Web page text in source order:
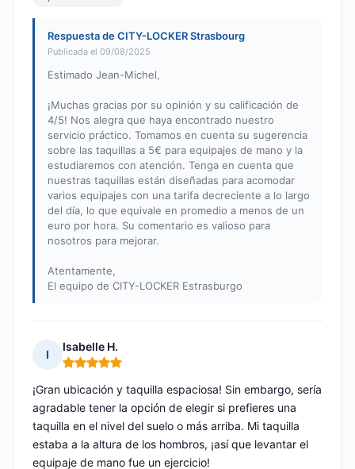
Respuesta de CITY-LOCKER Strasbourg
Publicada el 09/08/2025
Estimado Jean-Michel,
¡Muchas gracias por su opinión y su calificación de
4/5! Nos alegra que haya encontrado nuestro
servicio práctico. Tomamos en cuenta su sugerencia
sobre las taquillas a 5€ para equipajes de mano y la
estudiaremos con atención. Tenga en cuenta que
nuestras taquillas están diseñadas para acomodar
varios equipajes con una tarifa decreciente a lo largo
del día, lo que equivale en promedio a menos de un
euro por hora. Su comentario es valioso para
nosotros para mejorar.
Atentamente,
El equipo de CITY-LOCKER Estrasburgo
I
Isabelle H.
Nota: 5 de 5
¡Gran ubicación y taquilla espaciosa! Sin embargo, sería
agradable tener la opción de elegir si prefieres una
taquilla en el nivel del suelo o más arriba. Mi taquilla
estaba a la altura de los hombros, ¡así que levantar el
equipaje de mano fue un ejercicio!